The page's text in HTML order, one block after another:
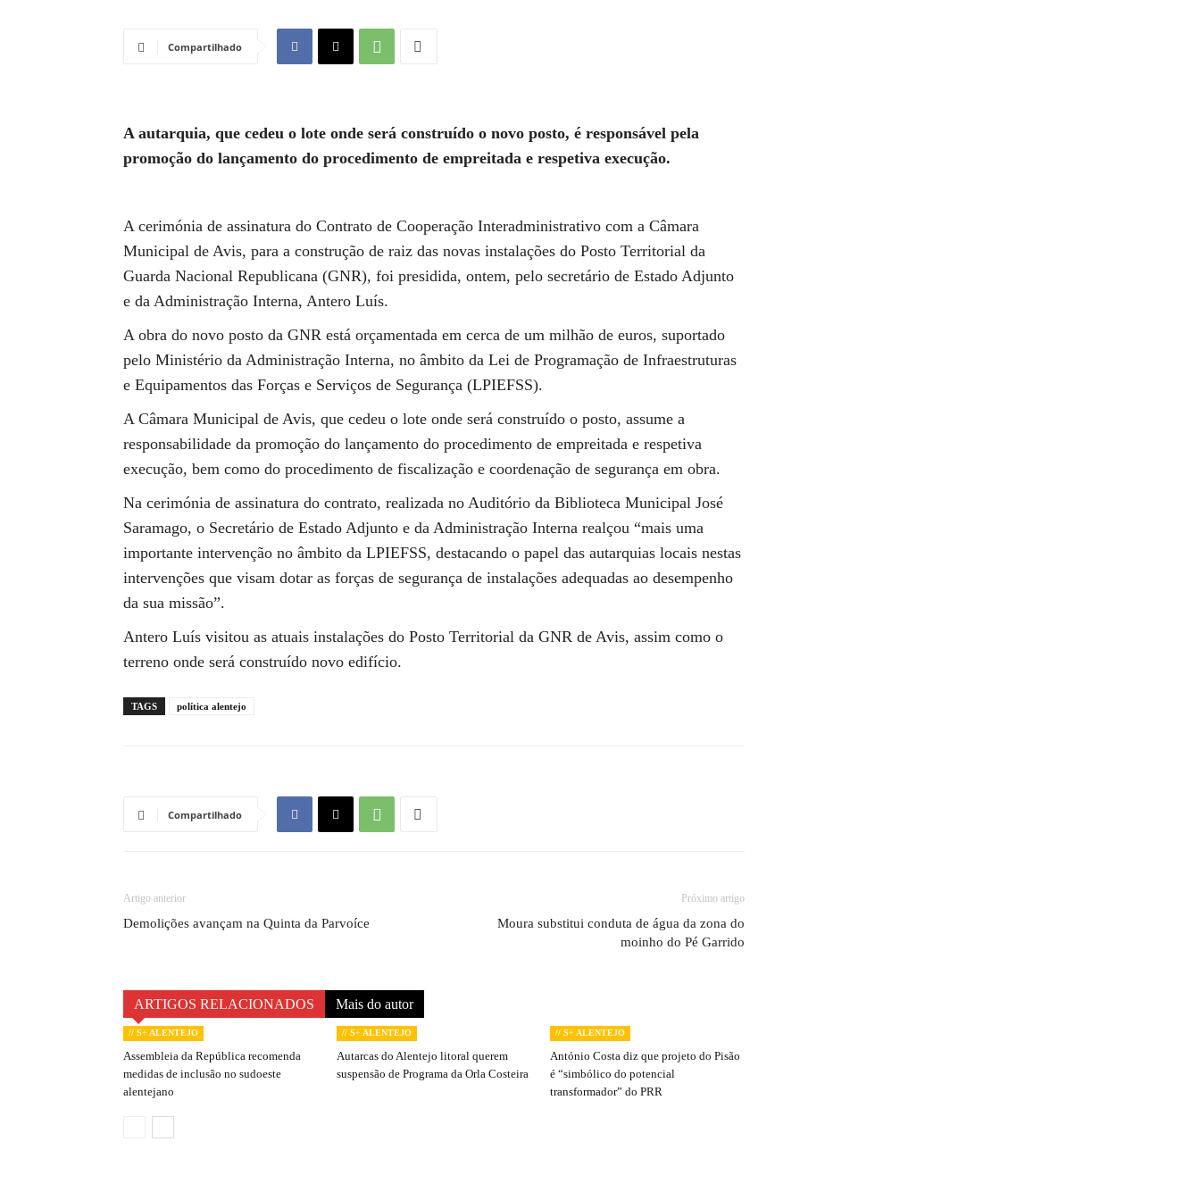
Compartilhado
A autarquia, que cedeu o lote onde será construído o novo posto, é responsável pela
promoção do lançamento do procedimento de empreitada e respetiva execução.
A cerimónia de assinatura do Contrato de Cooperação Interadministrativo com a Câmara
Municipal de Avis, para a construção de raiz das novas instalações do Posto Territorial da
Guarda Nacional Republicana (GNR), foi presidida, ontem, pelo secretário de Estado Adjunto
e da Administração Interna, Antero Luís.
A obra do novo posto da GNR está orçamentada em cerca de um milhão de euros, suportado
pelo Ministério da Administração Interna, no âmbito da Lei de Programação de Infraestruturas
e Equipamentos das Forças e Serviços de Segurança (LPIEFSS).
A Câmara Municipal de Avis, que cedeu o lote onde será construído o posto, assume a
responsabilidade da promoção do lançamento do procedimento de empreitada e respetiva
execução, bem como do procedimento de fiscalização e coordenação de segurança em obra.
Na cerimónia de assinatura do contrato, realizada no Auditório da Biblioteca Municipal José
Saramago, o Secretário de Estado Adjunto e da Administração Interna realçou “mais uma
importante intervenção no âmbito da LPIEFSS, destacando o papel das autarquias locais nestas
intervenções que visam dotar as forças de segurança de instalações adequadas ao desempenho
da sua missão”.
Antero Luís visitou as atuais instalações do Posto Territorial da GNR de Avis, assim como o
terreno onde será construído novo edifício.
TAGS política alentejo
Compartilhado
Artigo anterior
Demolições avançam na Quinta da Parvoíce
Próximo artigo
Moura substitui conduta de água da zona do
moinho do Pé Garrido
ARTIGOS RELACIONADOS Mais do autor
// S+ ALENTEJO
Assembleia da República recomenda
medidas de inclusão no sudoeste
alentejano
// S+ ALENTEJO
Autarcas do Alentejo litoral querem
suspensão de Programa da Orla Costeira
// S+ ALENTEJO
António Costa diz que projeto do Pisão
é “simbólico do potencial
transformador” do PRR